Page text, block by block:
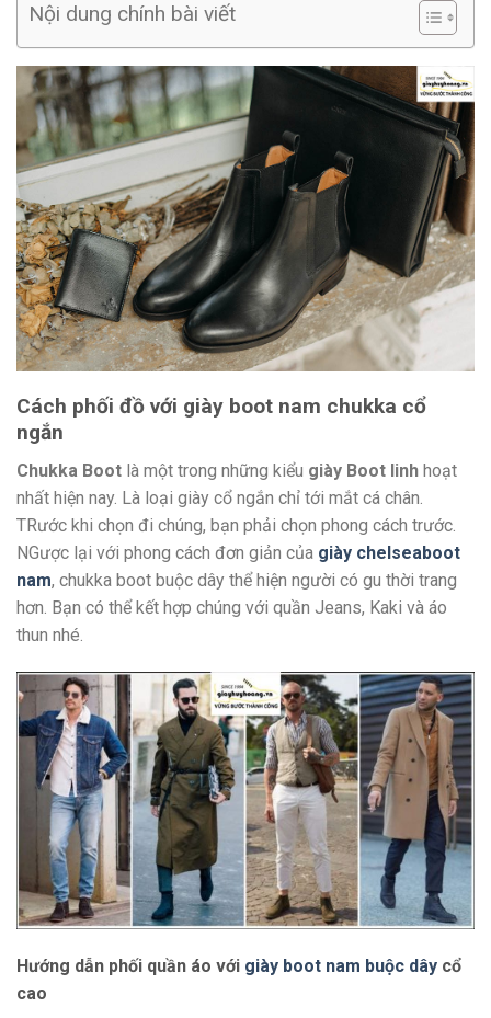
Nội dung chính bài viết
Cách phối đồ với giày boot nam chukka cổ
ngắn
Chukka Boot là một trong những kiểu giày Boot linh hoạt
nhất hiện nay. Là loại giày cổ ngắn chỉ tới mắt cá chân.
TRước khi chọn đi chúng, bạn phải chọn phong cách trước.
NGược lại với phong cách đơn giản của giày chelseaboot
nam, chukka boot buộc dây thể hiện người có gu thời trang
hơn. Bạn có thể kết hợp chúng với quần Jeans, Kaki và áo
thun nhé.
Hướng dẫn phối quần áo với giày boot nam buộc dây cổ
cao